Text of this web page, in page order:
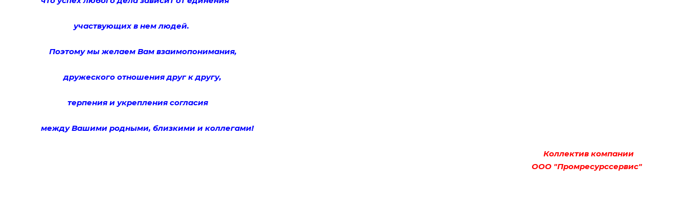
участвующих в нем людей.
Поэтому мы желаем Вам взаимопонимания,
дружеского отношения друг к другу,
терпения и укрепления согласия
между Вашими родными, близкими и коллегами!
Коллектив компании
ООО "Промресурссервис"